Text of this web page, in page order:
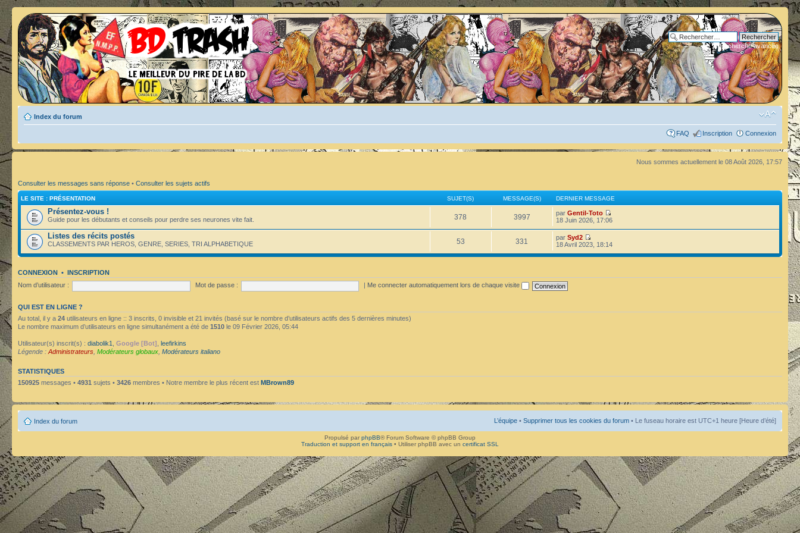
Recherche avancée
Index du forum
FAQ Inscription Connexion
Nous sommes actuellement le 08 Août 2026, 17:57
Consulter les messages sans réponse • Consulter les sujets actifs
LE SITE : PRÉSENTATION SUJET(S) MESSAGE(S) DERNIER MESSAGE
Présentez-vous !
Guide pour les débutants et conseils pour perdre ses neurones vite fait. 378 3997 par Gentil-Toto
18 Juin 2026, 17:06
Listes des récits postés
CLASSEMENTS PAR HEROS, GENRE, SERIES, TRI ALPHABETIQUE 53 331 par Syd2
18 Avril 2023, 18:14
CONNEXION • INSCRIPTION
Nom d’utilisateur :
Mot de passe : Me connecter automatiquement lors de chaque visite
QUI EST EN LIGNE ?
Au total, il y a 24 utilisateurs en ligne :: 3 inscrits, 0 invisible et 21 invités (basé sur le nombre d’utilisateurs actifs des 5 dernières minutes)
Le nombre maximum d’utilisateurs en ligne simultanément a été de 1510 le 09 Février 2026, 05:44
Utilisateur(s) inscrit(s) : diabolik1 Google [Bot] leefirkins
Légende : Administrateurs Modérateurs globaux Modérateurs italiano
STATISTIQUES
150925 messages • 4931 sujets • 3426 membres • Notre membre le plus récent est MBrown89
Index du forum L’équipe • Supprimer tous les cookies du forum • Le fuseau horaire est UTC+1 heure [Heure d’été]
Propulsé par phpBB® Forum Software © phpBB Group
Traduction et support en français • Utiliser phpBB avec un certificat SSL